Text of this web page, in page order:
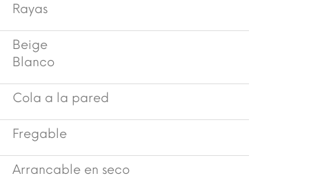
Rayas
Beige
Blanco
Cola a la pared
Fregable
Arrancable en seco